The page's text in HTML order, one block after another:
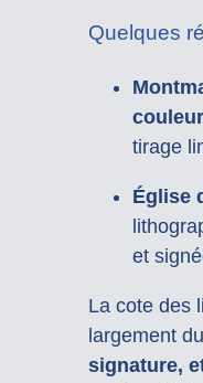
Quelques
tirage
Église
et
La cote des
largement du
signature,